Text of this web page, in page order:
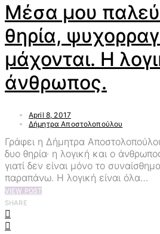
Μέσα μου
θηρία,
μάχονται. Η
άνθρωπος.
April 8, 2017
Δήμητρα Αποστολοπούλου
Γράφει η Δήμητρα
δυο θηρία· η λογική και ο
γιατί δεν είναι μόνο το
παραπάνω. Η λογική είναι όλα…
VIEW POST
SHARE